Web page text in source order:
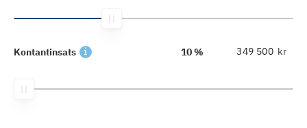
Kontantinsats 10 % kr